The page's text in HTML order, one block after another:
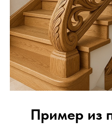
Пример из